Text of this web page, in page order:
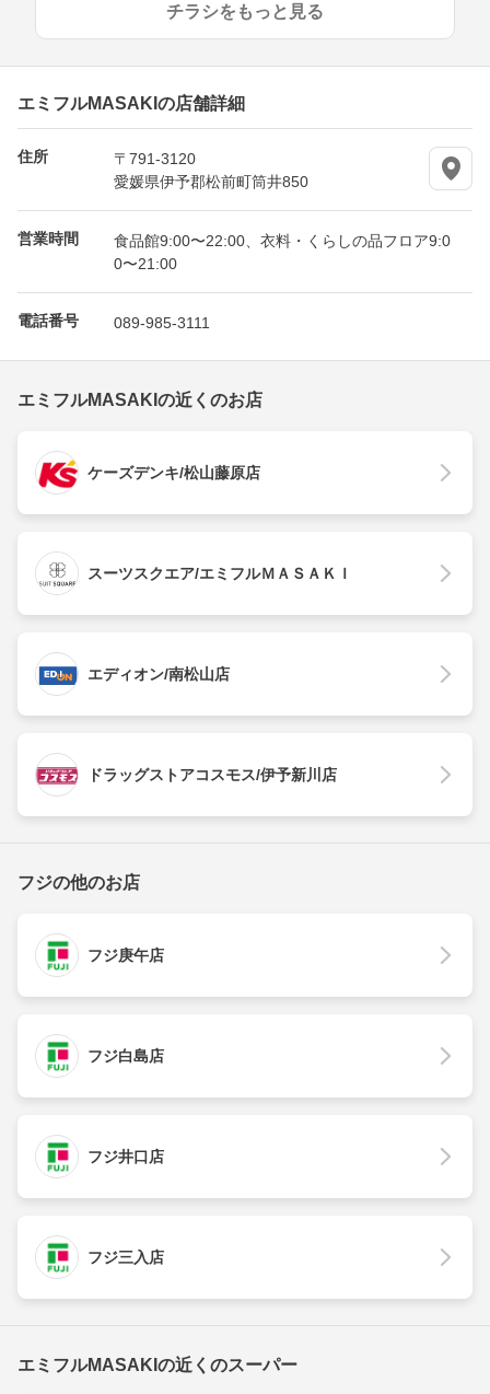
チラシをもっと見る
エミフルMASAKIの店舗詳細
住所
〒791-3120
愛媛県伊予郡松前町筒井850
営業時間
食品館9:00〜22:00、衣料・くらしの品フロア9:0
0〜21:00
電話番号 089-985-3111
エミフルMASAKIの近くのお店
ケーズデンキ/松山藤原店
スーツスクエア/エミフルＭＡＳＡＫＩ
エディオン/南松山店
ドラッグストアコスモス/伊予新川店
フジの他のお店
フジ庚午店
フジ白島店
フジ井口店
フジ三入店
エミフルMASAKIの近くのスーパー